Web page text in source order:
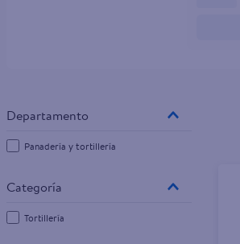
Panadería y tortillería
Tortillería